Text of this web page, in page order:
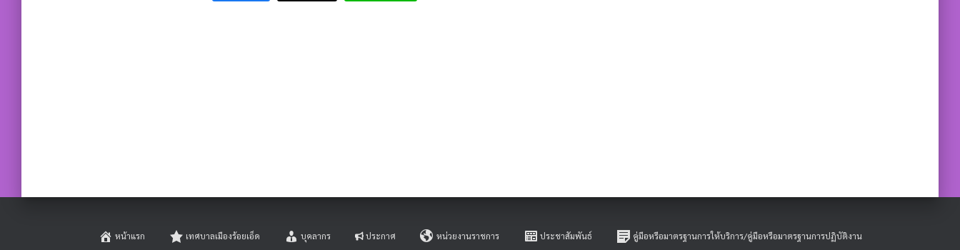
หน้าแรก เทศบาลเมืองร้อยเอ็ด บุคลากร ประกาศ หน่วยงานราชการ ประชาสัมพันธ์ คู่มือหรือมาตรฐานการให้บริการ/คู่มือหรือมาตรฐานการปฏิบัติงาน